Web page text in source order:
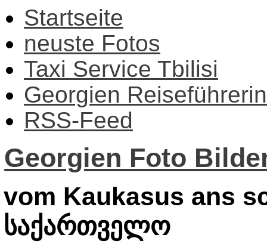
Startseite
neuste Fotos
Taxi Service Tbilisi
Georgien Reiseführerin
RSS-Feed
Georgien Foto
vom Kaukasus ans
საქართველო